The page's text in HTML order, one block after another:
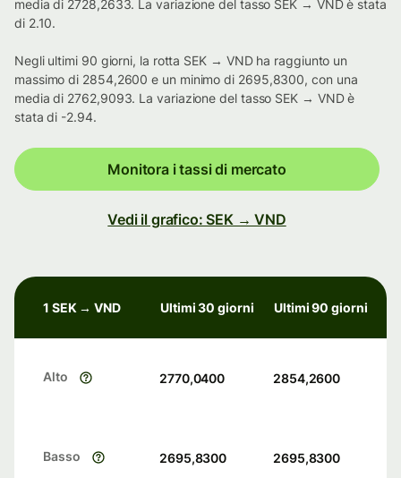
media di 2728,2633. La variazione del tasso SEK → VND è stata
di 2.10.
Negli ultimi 90 giorni, la rotta SEK → VND ha raggiunto un
massimo di 2854,2600 e un minimo di 2695,8300, con una
media di 2762,9093. La variazione del tasso SEK → VND è
stata di -2.94.
Monitora i tassi di mercato
Vedi il grafico: SEK → VND
1 SEK → VND Ultimi 30 giorni Ultimi 90 giorni
Alto 2770,0400 2854,2600
Basso 2695,8300 2695,8300